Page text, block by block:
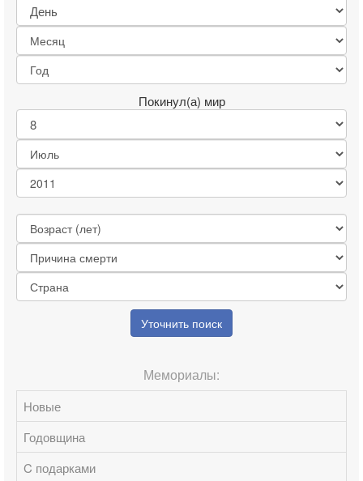
Покинул(а) мир
Уточнить поиск
Мемориалы:
Новые
Годовщина
C подарками